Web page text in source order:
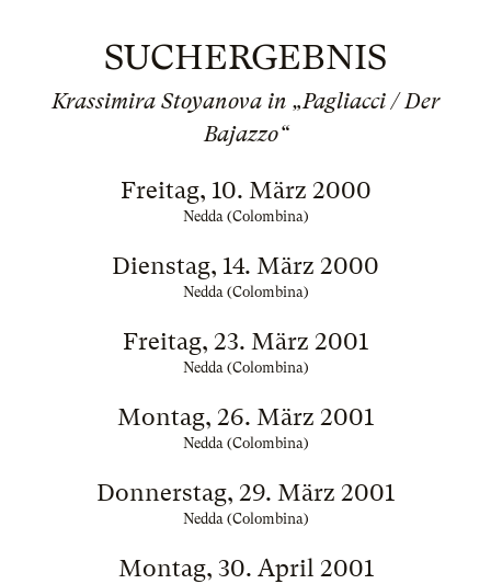
SUCHERGEBNIS
Krassimira Stoyanova in „Pagliacci / Der
Bajazzo“
Freitag, 10. März 2000
Nedda (Colombina)
Dienstag, 14. März 2000
Nedda (Colombina)
Freitag, 23. März 2001
Nedda (Colombina)
Montag, 26. März 2001
Nedda (Colombina)
Donnerstag, 29. März 2001
Nedda (Colombina)
Montag, 30. April 2001